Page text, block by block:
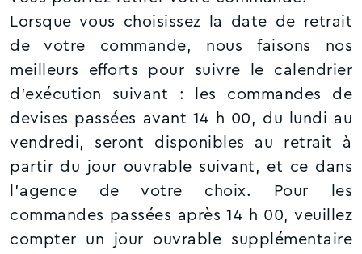
Lorsque vous choisissez la date de retrait
de votre commande, nous faisons nos
meilleurs efforts pour suivre le calendrier
d’exécution suivant : les commandes de
devises passées avant 14 h 00, du lundi au
vendredi, seront disponibles au retrait à
partir du jour ouvrable suivant, et ce dans
l’agence de votre choix. Pour les
commandes passées après 14 h 00, veuillez
compter un jour ouvrable supplémentaire